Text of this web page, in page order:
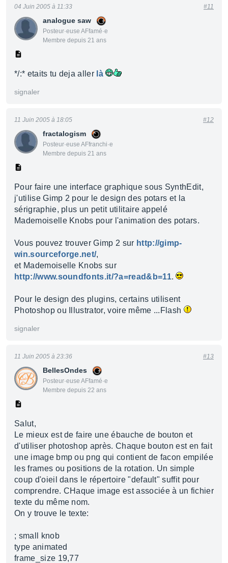
analogue saw
Posteur·euse AFfamé·e
Membre depuis 21 ans
04 Juin 2005 à 11:33 #11
*/:* etaits tu deja aller là
signaler
fractalogism
Posteur·euse AFfranchi·e
Membre depuis 21 ans
11 Juin 2005 à 18:05 #12
Pour faire une interface graphique sous SynthEdit,
j'utilise Gimp 2 pour le design des potars et la
sérigraphie, plus un petit utilitaire appelé
Mademoiselle Knobs pour l'animation des potars.
Vous pouvez trouver Gimp 2 sur http://gimp-
win.sourceforge.net/,
et Mademoiselle Knobs sur
http://www.soundfonts.it/?a=read&b=11.
Pour le design des plugins, certains utilisent
Photoshop ou Illustrator, voire même ...Flash
signaler
BellesOndes
Posteur·euse AFfamé·e
Membre depuis 22 ans
11 Juin 2005 à 23:36 #13
Salut,
Le mieux est de faire une ébauche de bouton et
d'utiliser photoshop après. Chaque bouton est en fait
une image bmp ou png qui contient de facon empilée
les frames ou positions de la rotation. Un simple
coup d'oieil dans le répertoire "default" suffit pour
comprendre. CHaque image est associée à un fichier
texte du même nom.
On y trouve le texte:
; small knob
type animated
frame_size 19,77